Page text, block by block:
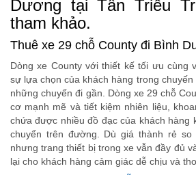
Dương tại Tân Triều
tham khảo.
Thuê xe 29 chỗ County đi Bình
Dòng xe County với thiết kế tối ưu cùng
sự lựa chọn của khách hàng trong
những chuyến đi gần. Dòng xe 29 chỗ
cơ mạnh mẽ và tiết kiệm nhiên liệu,
chứa được nhiều đồ đạc của khách hàng
chuyển trên đường. Dù giá thành rẻ
nhưng trang thiết bị trong xe vẫn đầy đủ
lại cho khách hàng cảm giác dễ chịu và